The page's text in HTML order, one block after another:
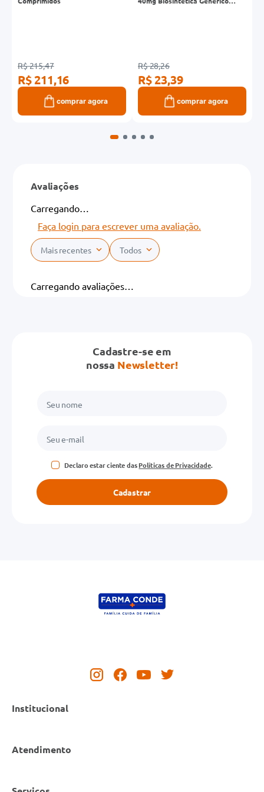
R$ 215,47
R$ 211,16
comprar agora
R$ 28,26
R$ 23,39
comprar agora
Avaliações
Carregando…
Faça login para escrever uma avaliação.
Mais recentes Todos
Carregando avaliações…
Cadastre-se em
nossa Newsletter!
Declaro estar ciente dasPolíticas de Privacidade.
Cadastrar
Institucional
Atendimento